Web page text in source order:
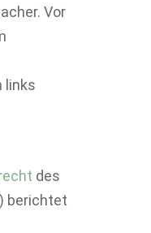
Vor
links
des
berichtet